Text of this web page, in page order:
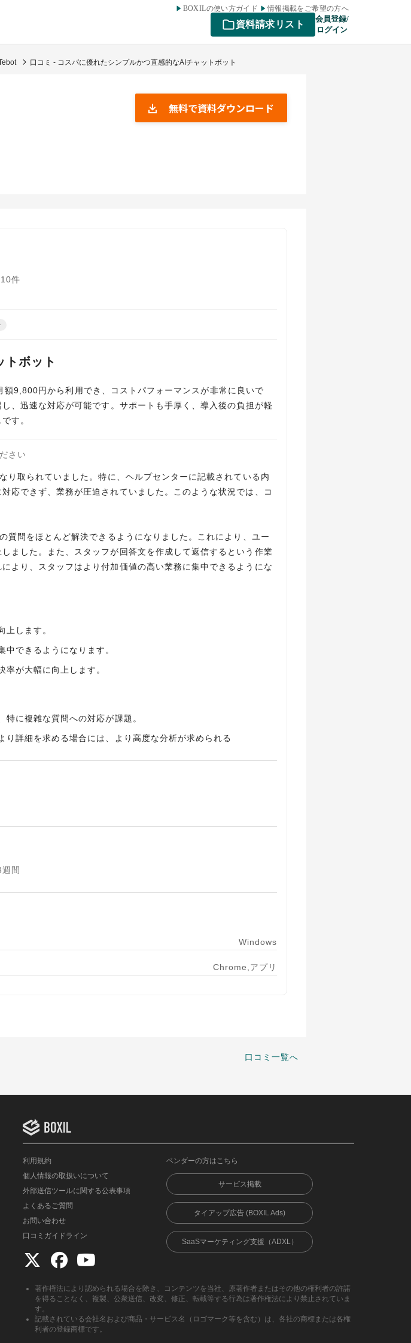
BOXILの使い方ガイド 情報掲載をご希望の方へ
資料請求リスト
会員登録/
ログイン
口コミ - コスパに優れたシンプルかつ直感的なAIチャットボット
無料で資料ダウンロード
件
トボット
9,800円から利用でき、コストパフォーマンスが非常に良いで
、迅速な対応が可能です。サポートも手厚く、導入後の負担が軽
す。
さい
取られていました。特に、ヘルプセンターに記載されている内
応できず、業務が圧迫されていました。このような状況では、コ
問をほとんど解決できるようになりました。これにより、ユー
ました。また、スタッフが回答文を作成して返信するという作業
より、スタッフはより付加価値の高い業務に集中できるようにな
上します。
できるようになります。
が大幅に向上します。
に複雑な質問への対応が課題。
詳細を求める場合には、より高度な分析が求められる
間
Windows
Chrome,アプリ
口コミ一覧へ
利用規約
個人情報の取扱いについて
外部送信ツールに関する公表事項
よくあるご質問
お問い合わせ
口コミガイドライン
ベンダーの方はこちら
サービス掲載
タイアップ広告 (BOXIL Ads)
SaaSマーケティング支援（ADXL）
著作権法により認められる場合を除き、コンテンツを当社、原著作者またはその他の権利者の許諾
を得ることなく、複製、公衆送信、改変、修正、転載等する行為は著作権法により禁止されていま
す。
記載されている会社名および商品・サービス名（ロゴマーク等を含む）は、各社の商標または各権
利者の登録商標です。